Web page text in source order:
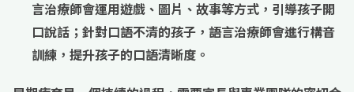
言治療師會運用遊戲 、 圖片 、 故事等方式，引導孩子開
口說話；針對口語不清的孩子，語言治療師會進行構音
訓練 ，提升孩子的口語清晰度。